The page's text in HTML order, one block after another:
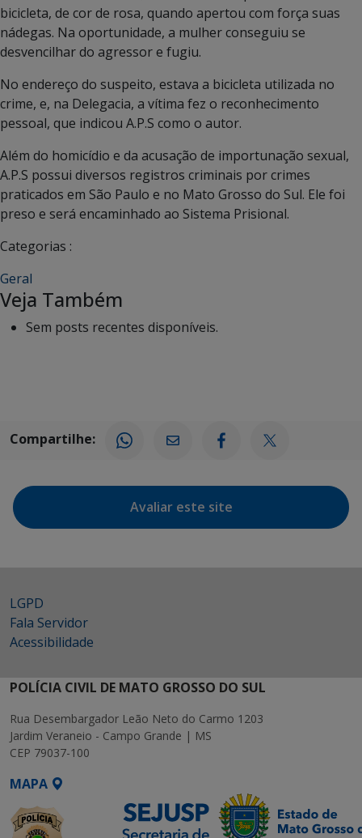
bicicleta, de cor de rosa, quando apertou com força suas
nádegas. Na oportunidade, a mulher conseguiu se
desvencilhar do agressor e fugiu.
No endereço do suspeito, estava a bicicleta utilizada no
crime, e, na Delegacia, a vítima fez o reconhecimento
pessoal, que indicou A.P.S como o autor.
Além do homicídio e da acusação de importunação sexual,
A.P.S possui diversos registros criminais por crimes
praticados em São Paulo e no Mato Grosso do Sul. Ele foi
preso e será encaminhado ao Sistema Prisional.
Categorias :
Geral
Veja Também
Sem posts recentes disponíveis.
Compartilhe:
Avaliar este site
LGPD
Fala Servidor
Acessibilidade
POLÍCIA CIVIL DE MATO GROSSO DO SUL
Rua Desembargador Leão Neto do Carmo 1203
Jardim Veraneio - Campo Grande | MS
CEP 79037-100
MAPA